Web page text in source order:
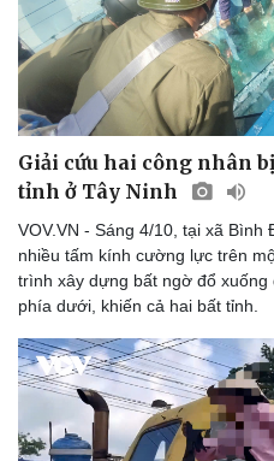
eSports
Hậu trường
Giải cứu hai công nhân
tỉnh ở Tây Ninh
VOV.VN - Sáng 4/10, tại xã
nhiều tấm kính cường lực trên
trình xây dựng bất ngờ đổ
phía dưới, khiến cả hai bất tỉnh.